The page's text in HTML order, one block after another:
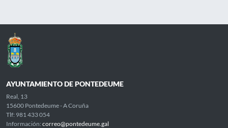
AYUNTAMIENTO DE PONTEDEUME
Real, 13
15600 Pontedeume - A Coruña
Tlf: 981 433 054
Información: correo@pontedeume.gal